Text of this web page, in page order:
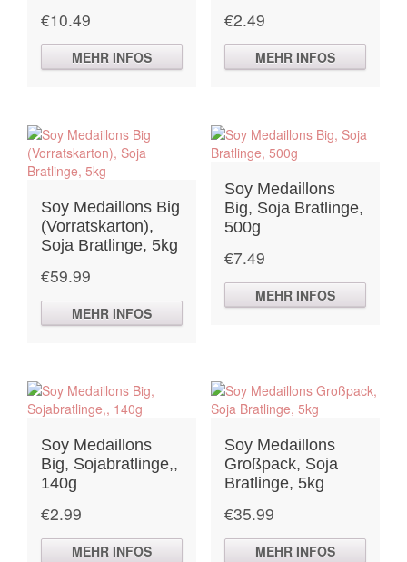
€10.49
MEHR INFOS
€2.49
MEHR INFOS
Soy Medaillons Big
(Vorratskarton),
Soja Bratlinge, 5kg
€59.99
MEHR INFOS
Soy Medaillons
Big, Soja Bratlinge,
500g
€7.49
MEHR INFOS
Soy Medaillons
Big, Sojabratlinge,,
140g
€2.99
MEHR INFOS
Soy Medaillons
Großpack, Soja
Bratlinge, 5kg
€35.99
MEHR INFOS